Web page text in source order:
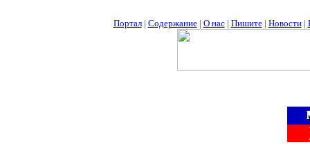
Портал| Содержание| О нас| Пишите| Новости|